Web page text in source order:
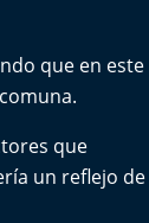
que en este
que
un reflejo de